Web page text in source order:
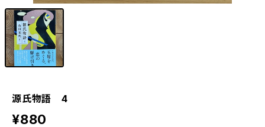
源氏物語 4
¥880